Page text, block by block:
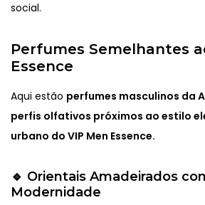
social.
Perfumes Semelhantes
Essence
Aqui estão perfumes masculinos da
perfis olfativos próximos ao estilo
urbano do VIP Men Essence.
🔹 Orientais Amadeirados
Modernidade